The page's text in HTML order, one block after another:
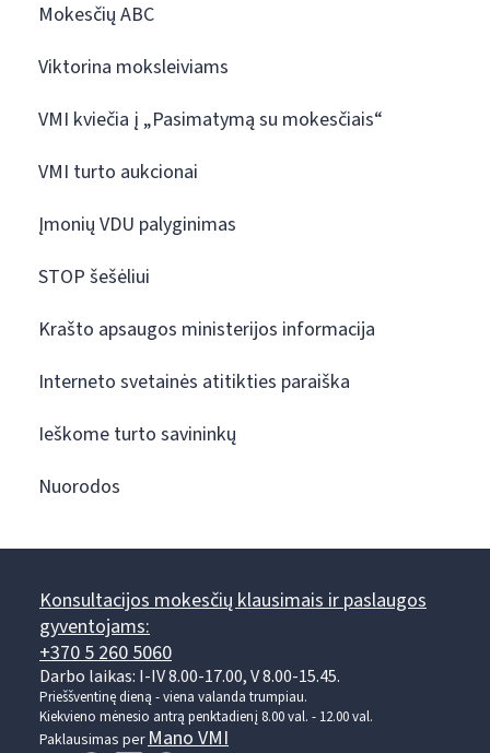
Mokesčių ABC
Viktorina moksleiviams
VMI kviečia į „Pasimatymą su mokesčiais“
VMI turto aukcionai
Įmonių VDU palyginimas
STOP šešėliui
Krašto apsaugos ministerijos informacija
Interneto svetainės atitikties paraiška
Ieškome turto savininkų
Nuorodos
Konsultacijos mokesčių klausimais ir paslaugos
gyventojams:
+370 5 260 5060
Darbo laikas: I-IV 8.00-17.00, V 8.00-15.45.
Prieššventinę dieną - viena valanda trumpiau.
Kiekvieno mėnesio antrą penktadienį 8.00 val. - 12.00 val.
Paklausimas perMano VMI